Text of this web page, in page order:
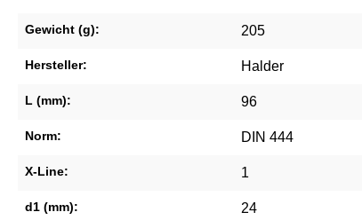
Gewicht (g): 205
Hersteller: Halder
L (mm): 96
Norm: DIN 444
X-Line: 1
d1 (mm): 24